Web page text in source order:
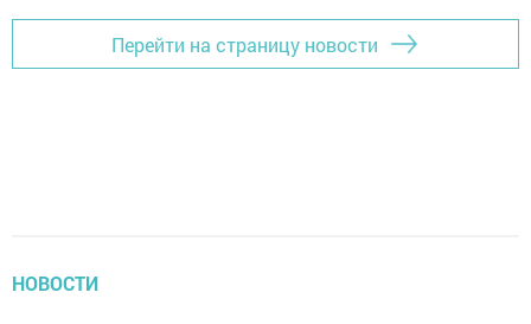
Перейти на страницу новости
НОВОСТИ